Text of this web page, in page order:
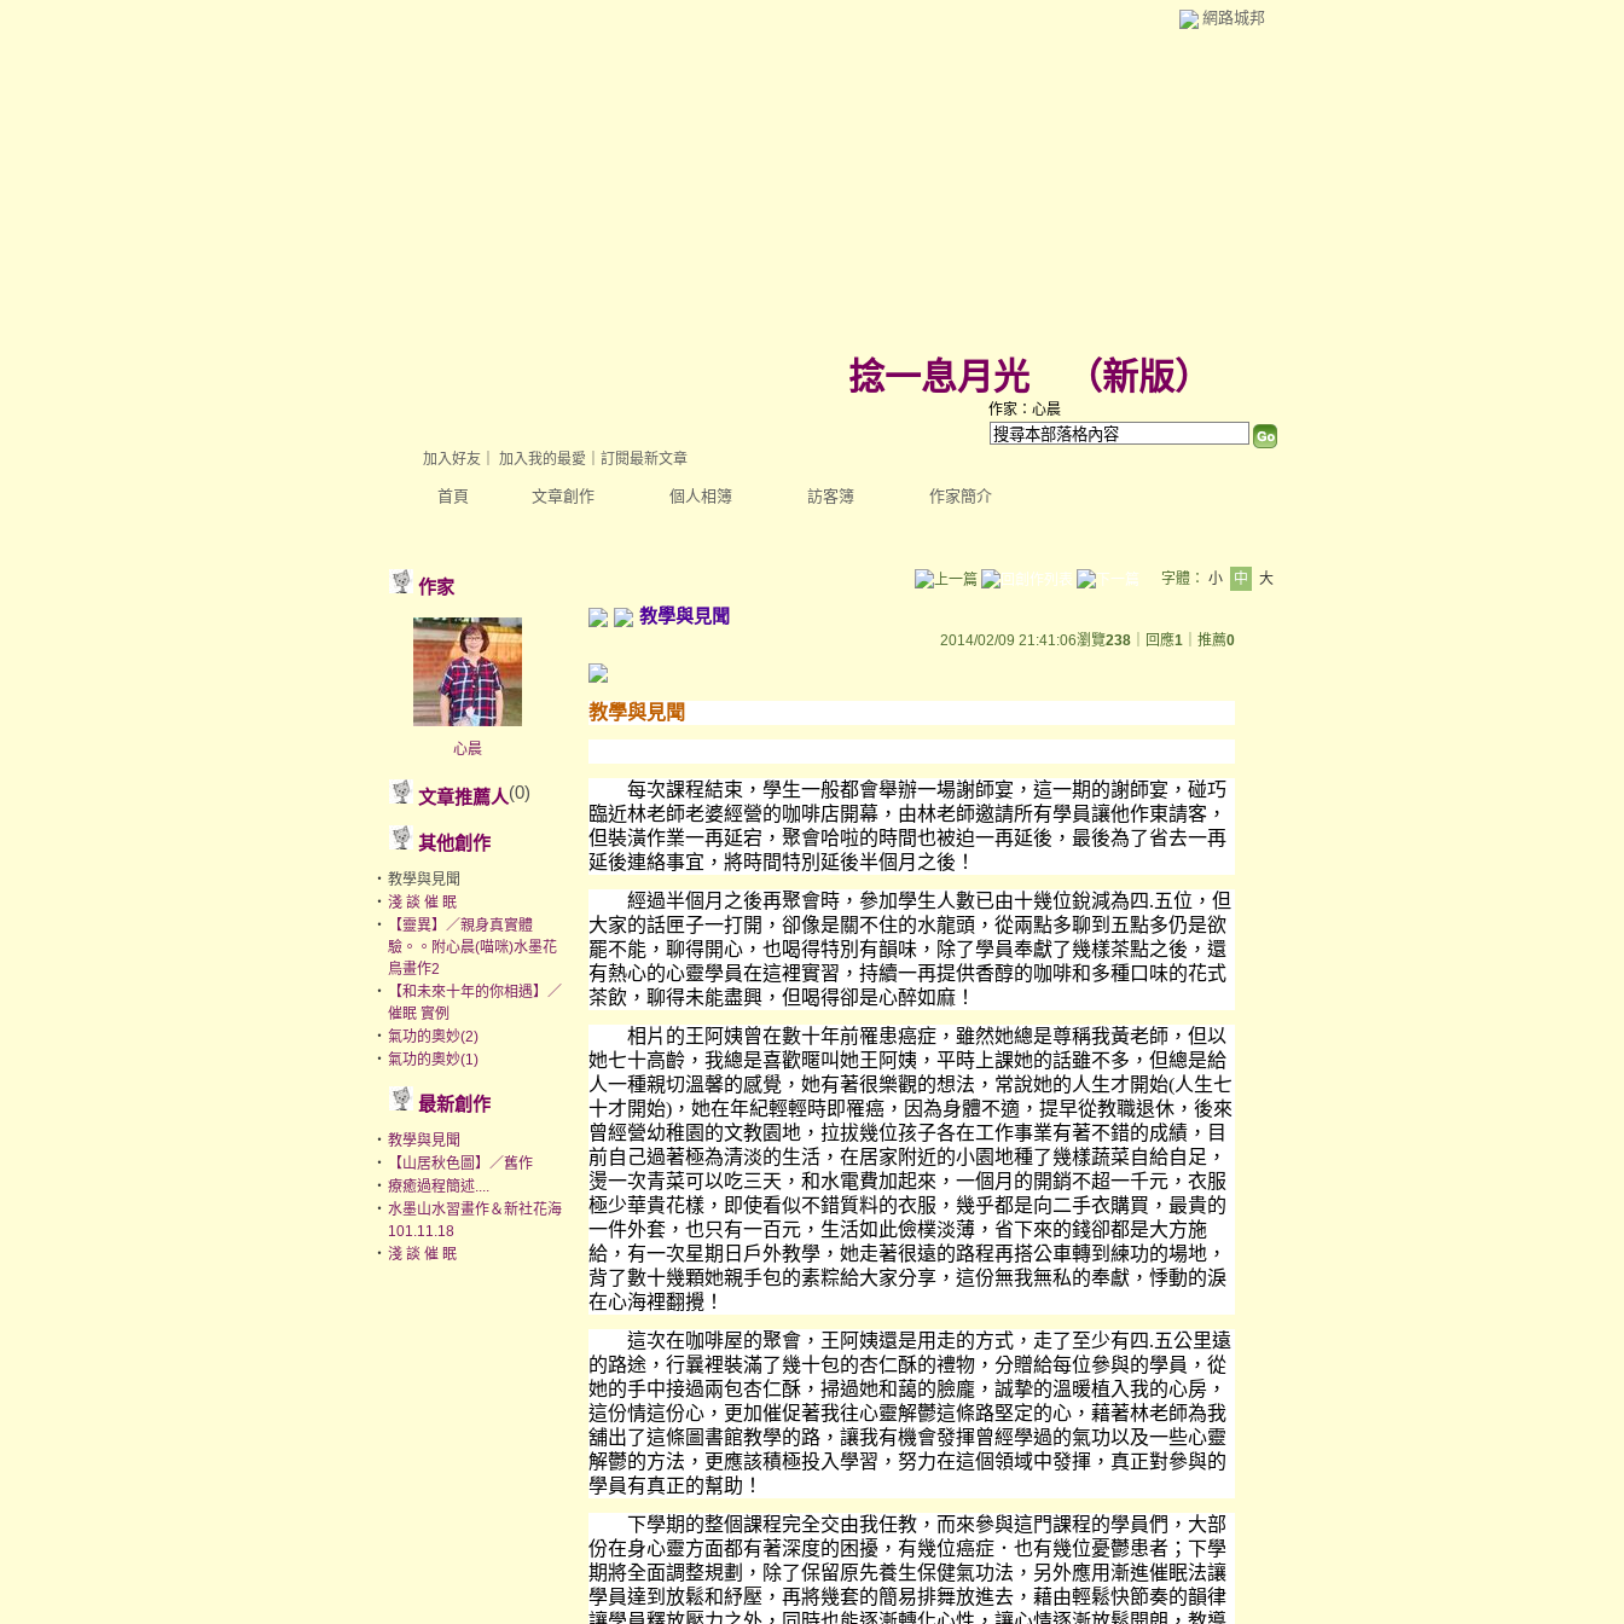
網路城邦
捻一息月光 （新版）
首頁 文章創作 個人相簿 訪客簿 作家簡介
加入好友 加入我的最愛 訂閱最新文章
作家：心晨
作家
心晨
文章推薦人(0)
其他創作
‧ 教學與見聞
‧ 淺 談 催 眠
‧
【靈異】／親身真實體
驗。。附心晨(喵咪)水墨花
鳥畫作2
‧
【和未來十年的你相遇】／
催眠 實例
‧ 氣功的奧妙(2)
‧ 氣功的奧妙(1)
最新創作
‧ 教學與見聞
‧
【山居秋色圖】／舊作
‧ 療癒過程簡述....
‧ 水墨山水習畫作＆新社花海
101.11.18
‧ 淺 談 催 眠
字體： 小 中 大
教學與見聞
2014/02/09 21:41:06瀏覽238 ｜回應1 ｜推薦0
教學與見聞
每次課程結束，學生一般都會舉辦一場謝師宴，這一期的謝師宴，碰巧
臨近林老師老婆經營的咖啡店開幕，由林老師邀請所有學員讓他作東請客，
但裝潢作業一再延宕，聚會哈啦的時間也被迫一再延後，最後為了省去一再
延後連絡事宜，將時間特別延後半個月之後！
經過半個月之後再聚會時，參加學生人數已由十幾位銳減為四.五位，但
大家的話匣子一打開，卻像是關不住的水龍頭，從兩點多聊到五點多仍是欲
罷不能，聊得開心，也喝得特別有韻味，除了學員奉獻了幾樣茶點之後，還
有熱心的心靈學員在這裡實習，持續一再提供香醇的咖啡和多種口味的花式
茶飲，聊得未能盡興，但喝得卻是心醉如麻！
相片的王阿姨曾在數十年前罹患癌症，雖然她總是尊稱我黃老師，但以
她七十高齡，我總是喜歡暱叫她王阿姨，平時上課她的話雖不多，但總是給
人一種親切溫馨的感覺，她有著很樂觀的想法，常說她的人生才開始(人生七
十才開始)，她在年紀輕輕時即罹癌，因為身體不適，提早從教職退休，後來
曾經營幼稚園的文教園地，拉拔幾位孩子各在工作事業有著不錯的成績，目
前自己過著極為清淡的生活，在居家附近的小園地種了幾樣蔬菜自給自足，
燙一次青菜可以吃三天，和水電費加起來，一個月的開銷不超一千元，衣服
極少華貴花樣，即使看似不錯質料的衣服，幾乎都是向二手衣購買，最貴的
一件外套，也只有一百元，生活如此儉樸淡薄，省下來的錢卻都是大方施
給，有一次星期日戶外教學，她走著很遠的路程再搭公車轉到練功的場地，
背了數十幾顆她親手包的素粽給大家分享，這份無我無私的奉獻，悸動的淚
在心海裡翻攪！
這次在咖啡屋的聚會，王阿姨還是用走的方式，走了至少有四.五公里遠
的路途，行曩裡裝滿了幾十包的杏仁酥的禮物，分贈給每位參與的學員，從
她的手中接過兩包杏仁酥，掃過她和藹的臉龐，誠摯的溫暖植入我的心房，
這份情這份心，更加催促著我往心靈解鬱這條路堅定的心，藉著林老師為我
舖出了這條圖書館教學的路，讓我有機會發揮曾經學過的氣功以及一些心靈
解鬱的方法，更應該積極投入學習，努力在這個領域中發揮，真正對參與的
學員有真正的幫助！
下學期的整個課程完全交由我任教，而來參與這門課程的學員們，大部
份在身心靈方面都有著深度的困擾，有幾位癌症．也有幾位憂鬱患者；下學
期將全面調整規劃，除了保留原先養生保健氣功法，另外應用漸進催眠法讓
學員達到放鬆和紓壓，再將幾套的簡易排舞放進去，藉由輕鬆快節奏的韻律